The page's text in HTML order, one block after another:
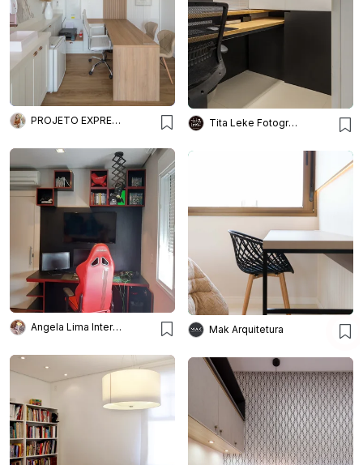
Tita Leke Fotografia
PROJETO EXPRESS DECOR ONLINE
Angela Lima Interiores Mak Arquitetura